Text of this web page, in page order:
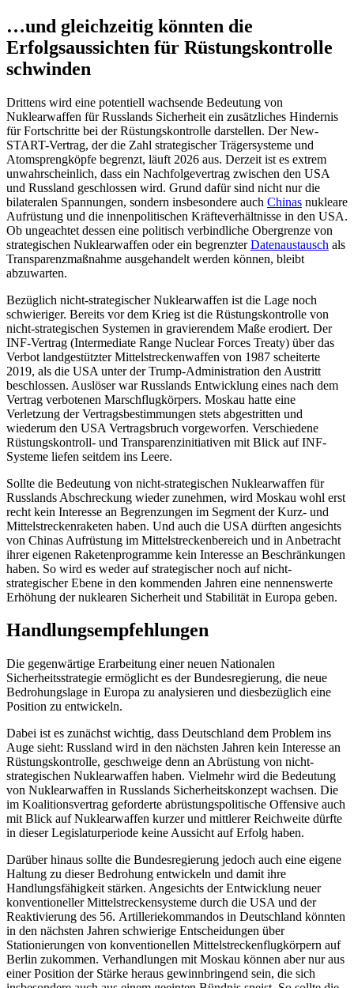
…und gleichzeitig könnten die
Erfolgsaussichten für Rüstungskontrolle
schwinden
Drittens wird eine potentiell wachsende Bedeutung von
Nuklearwaffen für Russ­lands Sicherheit ein zusätzliches Hindernis
für Fortschritte bei der Rüstungskontrolle darstellen. Der New-
START-Vertrag, der die Zahl strategischer Trägersysteme und
Atom­sprengköpfe begrenzt, läuft 2026 aus. Der­zeit ist es extrem
unwahrscheinlich, dass ein Nachfolgevertrag zwischen den USA
und Russland geschlossen wird. Grund da­für sind nicht nur die
bilateralen Spannun­gen, sondern insbesondere auch Chinas nukleare
Aufrüstung und die innenpolitischen Kräfteverhältnisse in den USA.
Ob ungeachtet dessen eine politisch verbind­liche Obergrenze von
strategischen Nuklear­waffen oder ein begrenzterDatenaustausch als
Transparenzmaßnahme ausgehandelt werden können, bleibt
abzuwarten.
Bezüglich nicht-strategischer Nuklearwaffen ist die Lage noch
schwieriger. Bereits vor dem Krieg ist die Rüstungskontrolle von
nicht-strategischen Systemen in gravieren­dem Maße erodiert. Der
INF-Vertrag (Inter­mediate Range Nuclear Forces Treaty) über das
Verbot landgestützter Mittelstrecken­waffen von 1987 scheiterte
2019, als die USA unter der Trump-Administration den Austritt
beschlossen. Auslöser war Russ­lands Entwicklung eines nach dem
Vertrag verbotenen Marschflugkörpers. Moskau hatte eine
Verletzung der Vertragsbestimmungen stets abgestritten und
wiederum den USA Vertragsbruch vorgeworfen. Ver­schiedene
Rüstungskontroll- und Trans­parenzinitiativen mit Blick auf INF-
Systeme liefen seitdem ins Leere.
Sollte die Bedeutung von nicht-strate­gischen Nuklearwaffen für
Russlands Ab­schreckung wieder zunehmen, wird Mos­kau wohl erst
recht kein Interesse an Be­grenzungen im Segment der Kurz- und
Mittel­streckenraketen haben. Und auch die USA dürften angesichts
von Chinas Aufrüs­tung im Mittelstreckenbereich und in An­betracht
ihrer eigenen Raketenprogramme kein Interesse an Beschränkungen
haben. So wird es weder auf strategischer noch auf nicht-
strategischer Ebene in den kommenden Jahren eine nennenswerte
Erhöhung der nuklearen Sicherheit und Stabilität in Europa geben.
Handlungsempfehlungen
Die gegenwärtige Erarbeitung einer neuen Nationalen
Sicherheitsstrategie ermöglicht es der Bundesregierung, die neue
Bedrohungslage in Europa zu analysieren und diesbezüglich eine
Position zu entwickeln.
Dabei ist es zunächst wichtig, dass Deutschland dem Problem ins
Auge sieht: Russland wird in den nächsten Jahren kein Interesse an
Rüstungskontrolle, geschweige denn an Abrüstung von nicht-
strategischen Nuklearwaffen haben. Vielmehr wird die Bedeutung
von Nuklearwaffen in Russlands Sicherheitskonzept wachsen. Die
im Koali­tionsvertrag geforderte abrüstungspolitische Offensive auch
mit Blick auf Nuklearwaffen kurzer und mittlerer Reichweite dürfte
in dieser Legislaturperiode keine Aussicht auf Erfolg haben.
Darüber hinaus sollte die Bundesregierung jedoch auch eine eigene
Haltung zu dieser Bedrohung entwickeln und damit ihre
Handlungsfähigkeit stärken. An­gesichts der Entwicklung neuer
konventioneller Mittelstreckensysteme durch die USA und der
Reaktivierung des 56. Artillerie­kommandos in Deutschland könnten
in den nächsten Jahren schwierige Ent­schei­dungen über
Stationierungen von konventionellen Mittelstreckenflugkörpern auf
Berlin zukommen. Verhandlungen mit Moskau können aber nur aus
einer Position der Stärke heraus gewinnbringend sein, die sich